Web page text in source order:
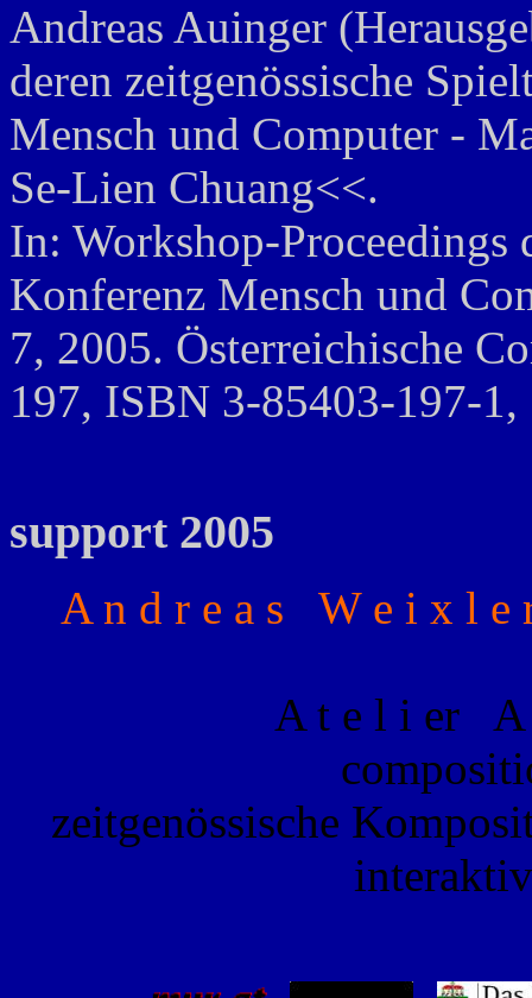
Andreas Auinger
deren zeitgenössische
Mensch und Computer -
Se-Lien Chuang<<.
In: Workshop-Proceedings
Konferenz Mensch und
7, 2005. Österreichische
197, ISBN 3-85403-197-1,
support 2005
A n d r e a s W e i x l
A t e l i er A
zeitgenössische